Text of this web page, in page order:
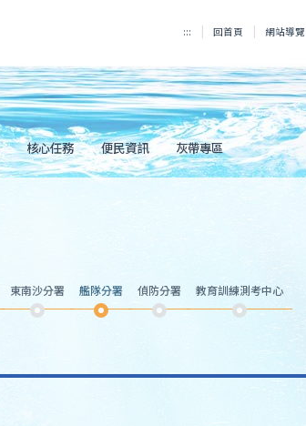
::: 回首頁 網站導覽
核心任務 便民資訊 灰帶專區
東南沙分署 艦隊分署 偵防分署 教育訓練測考中心